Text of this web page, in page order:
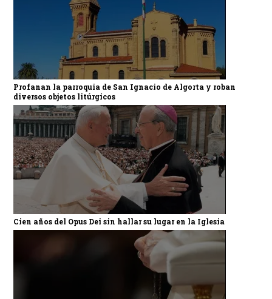
Profanan la parroquia de San Ignacio de Algorta y roban
diversos objetos litúrgicos
Cien años del Opus Dei sin hallar su lugar en la Iglesia